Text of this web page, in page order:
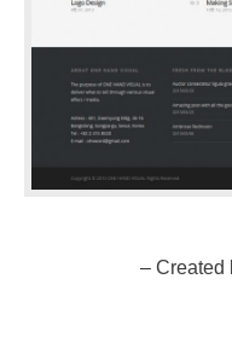
– Created